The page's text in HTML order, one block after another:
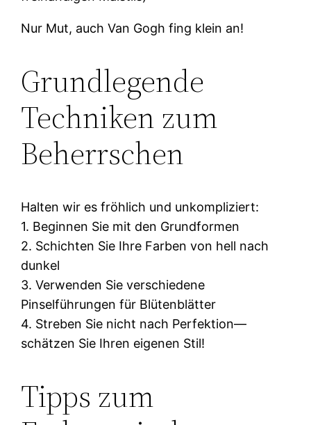
Nur Mut, auch Van Gogh fing klein an!
Grundlegende
Techniken zum
Beherrschen
Halten wir es fröhlich und unkompliziert:
1. Beginnen Sie mit den Grundformen
2. Schichten Sie Ihre Farben von hell nach
dunkel
3. Verwenden Sie verschiedene
Pinselführungen für Blütenblätter
4. Streben Sie nicht nach Perfektion—
schätzen Sie Ihren eigenen Stil!
Tipps zum